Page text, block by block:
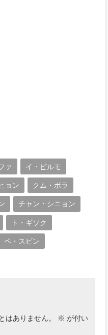
ァ イ・ピルモ
ョン クム・ボラ
チャン・シニョン
ト・ギソク
ペ・スビン
はありません。 ※ が付い